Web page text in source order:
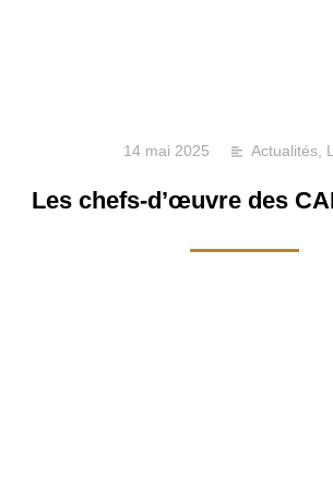
14 mai 2025 Actualités
Les chefs-d’œuvre des